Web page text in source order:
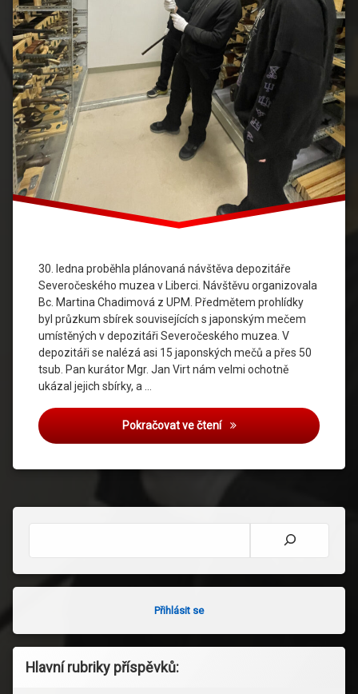
30. ledna proběhla plánovaná návštěva depozitáře
Severočeského muzea v Liberci. Návštěvu organizovala
Bc. Martina Chadimová z UPM. Předmětem prohlídky
byl průzkum sbírek souvisejících s japonským mečem
umístěných v depozitáři Severočeského muzea. V
depozitáři se nalézá asi 15 japonských mečů a přes 50
tsub. Pan kurátor Mgr. Jan Virt nám velmi ochotně
ukázal jejich sbírky, a …
Pokračovat ve čteníNávštěva depozitáře
Přihlásit se
Hlavní rubriky příspěvků: